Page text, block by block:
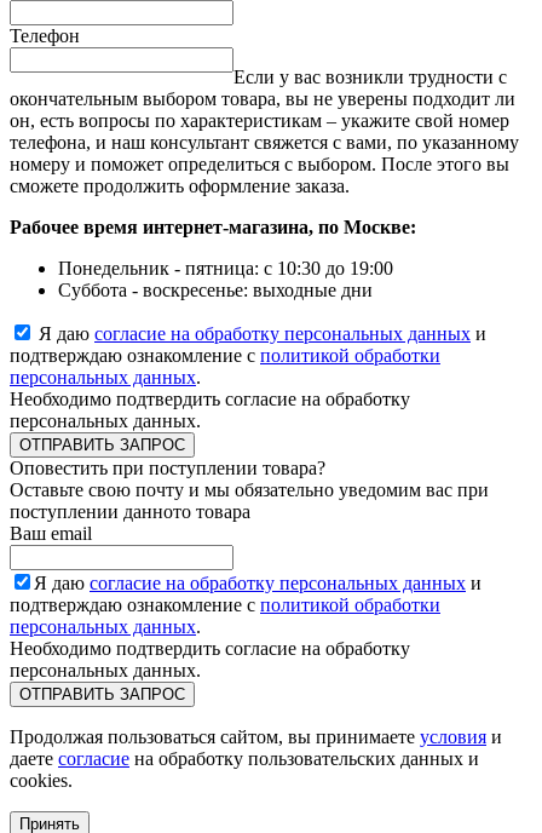
Телефон
Если у вас возникли трудности с
окончательным выбором товара, вы не уверены подходит ли
он, есть вопросы по характеристикам – укажите свой номер
телефона, и наш консультант свяжется с вами, по указанному
номеру и поможет определиться с выбором. После этого вы
сможете продолжить оформление заказа.
Рабочее время интернет-магазина, по Москве:
Понедельник - пятница: с 10:30 до 19:00
Суббота - воскресенье: выходные дни
Я даю согласие на обработку персональных данных и
подтверждаю ознакомление с политикой обработки
персональных данных.
Необходимо подтвердить согласие на обработку
персональных данных.
ОТПРАВИТЬ ЗАПРОС
Оповестить при поступлении товара?
Оставьте свою почту и мы обязательно уведомим вас при
поступлении данното товара
Ваш email
Я даю согласие на обработку персональных данных и
подтверждаю ознакомление с политикой обработки
персональных данных.
Необходимо подтвердить согласие на обработку
персональных данных.
ОТПРАВИТЬ ЗАПРОС
Продолжая пользоваться сайтом, вы принимаете условия и
даете согласие на обработку пользовательских данных и
cookies.
Принять